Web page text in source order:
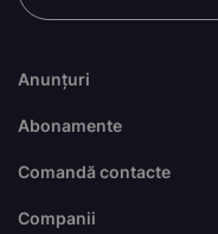
Anunțuri
Abonamente
Comandă contacte
Companii